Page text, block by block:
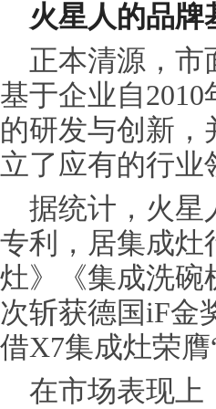
火星人的品
正本清源，市
基于企业自
的研发与创新
立了应有的行业
据统计，火星
专利，居集成灶
灶》《集成洗碗
次斩获德国iF金
借X7集成灶荣
在市场表现上